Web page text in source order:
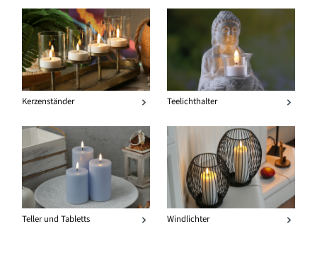
Kerzenständer Teelichthalter
Teller und Tabletts Windlichter